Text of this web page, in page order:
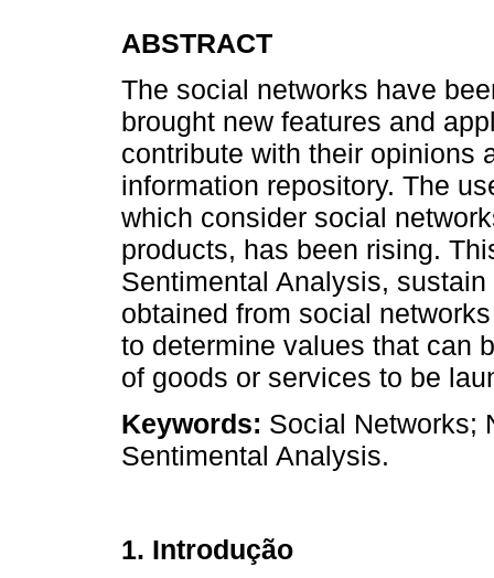
ABSTRACT
The social networks have
brought new features and
contribute with their opinions
information repository. The
which consider social
products, has been rising.
Sentimental Analysis,
obtained from social
to determine values that can
of goods or services to be
Keywords: Social Networks;
Sentimental Analysis.
1. Introdução